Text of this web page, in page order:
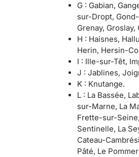
G : Gabian,
sur-Dropt,
Grenay, Groslay,
H : Haisnes,
Herin, Hersin-
I : Ille-sur-Têt,
J : Jablines,
K : Knutange.
L : La Bassée,
sur-Marne, La
Frette-sur-
Sentinelle, La
Cateau-
Pâté, Le